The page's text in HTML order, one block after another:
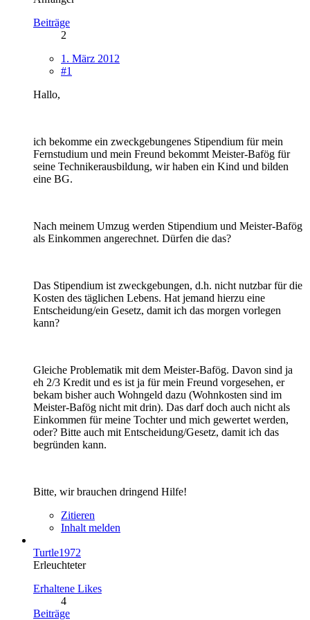
Beiträge
2
1. März 2012
#1
Hallo,
ich bekomme ein zweckgebungenes Stipendium für mein
Fernstudium und mein Freund bekommt Meister-Bafög für
seine Technikerausbildung, wir haben ein Kind und bilden
eine BG.
Nach meinem Umzug werden Stipendium und Meister-Bafög
als Einkommen angerechnet. Dürfen die das?
Das Stipendium ist zweckgebungen, d.h. nicht nutzbar für die
Kosten des täglichen Lebens. Hat jemand hierzu eine
Entscheidung/ein Gesetz, damit ich das morgen vorlegen
kann?
Gleiche Problematik mit dem Meister-Bafög. Davon sind ja
eh 2/3 Kredit und es ist ja für mein Freund vorgesehen, er
bekam bisher auch Wohngeld dazu (Wohnkosten sind im
Meister-Bafög nicht mit drin). Das darf doch auch nicht als
Einkommen für meine Tochter und mich gewertet werden,
oder? Bitte auch mit Entscheidung/Gesetz, damit ich das
begründen kann.
Bitte, wir brauchen dringend Hilfe!
Zitieren
Inhalt melden
Turtle1972
Erleuchteter
Erhaltene Likes
4
Beiträge